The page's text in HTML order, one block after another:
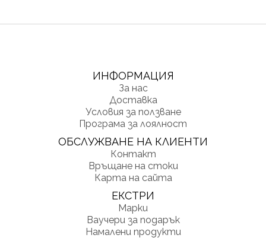
ИНФОРМАЦИЯ
За нас
Доставка
Условия за ползване
Програма за лоялност
ОБСЛУЖВАНЕ НА КЛИЕНТИ
Контакт
Връщане на стоки
Карта на сайта
ЕКСТРИ
Марки
Ваучери за подарък
Намалени продукти